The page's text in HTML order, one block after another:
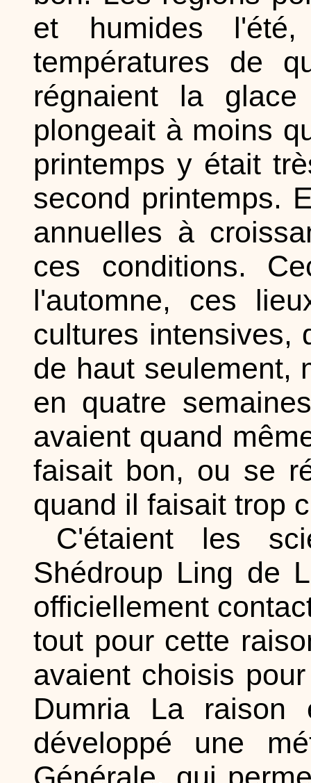
et humides
températures de
régnaient la
plongeait à moins
printemps y était
second printemps.
annuelles à
ces conditions.
l'automne, ces
cultures intensives,
de haut seulement,
en quatre
avaient quand
faisait bon, ou se
quand il faisait trop
C'étaient les
Shédroup Ling de
officiellement
tout pour cette
avaient choisis
Dumria La raison
développé une